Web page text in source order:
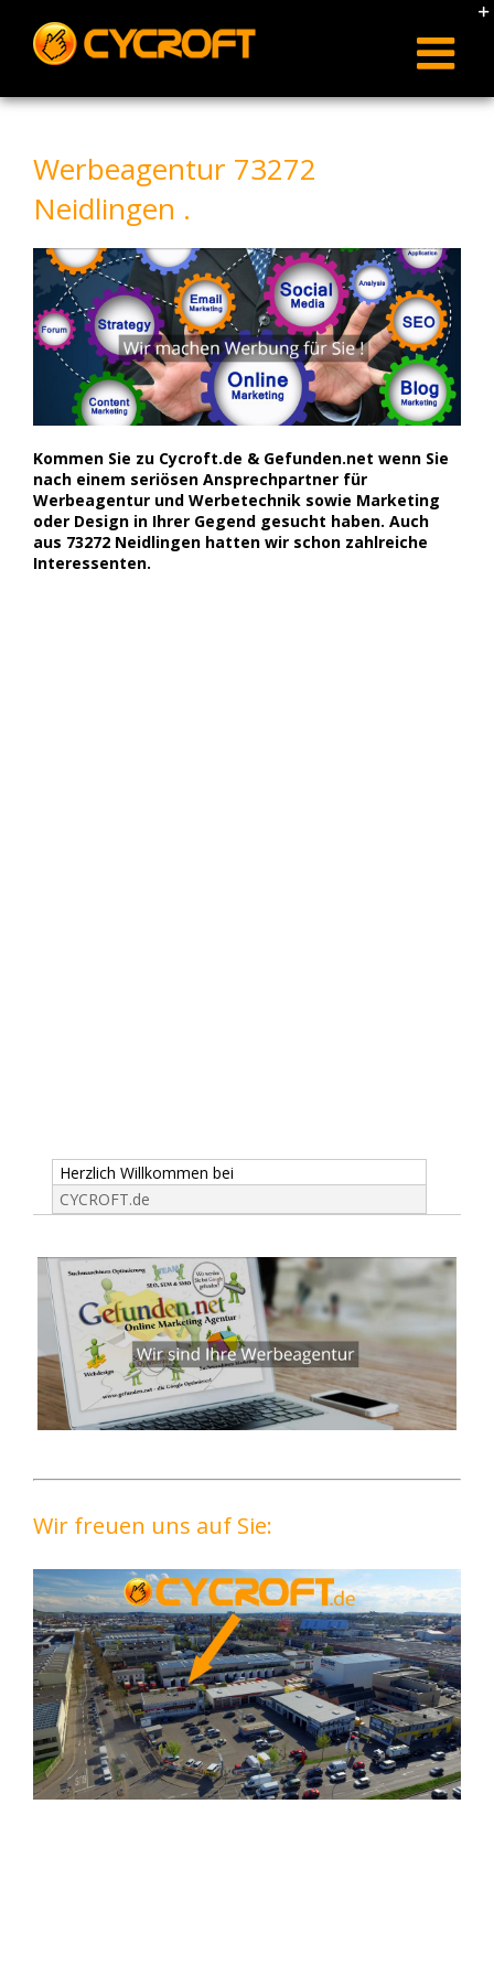
content
Werbeagentur 73272
Neidlingen .
Kommen Sie zu Cycroft.de & Gefunden.net wenn Sie
nach einem seriösen Ansprechpartner für
Werbeagentur und Werbetechnik sowie Marketing
oder Design in Ihrer Gegend gesucht haben. Auch
aus 73272 Neidlingen hatten wir schon zahlreiche
Interessenten.
Herzlich Willkommen bei
CYCROFT.de
Wir freuen uns auf Sie: